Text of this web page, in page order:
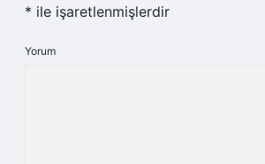
* ile işaretlenmişlerdir
Yorum